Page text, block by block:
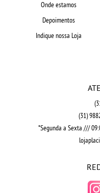
Onde estamos
Depoimentos
Indique nossa Loja
(31)
*Segunda a Sexta ///